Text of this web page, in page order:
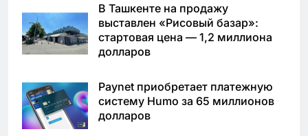
В Ташкенте на продажу
выставлен «Рисовый базар»:
стартовая цена — 1,2 миллиона
долларов
Paynet приобретает платежную
систему Humo за 65 миллионов
долларов